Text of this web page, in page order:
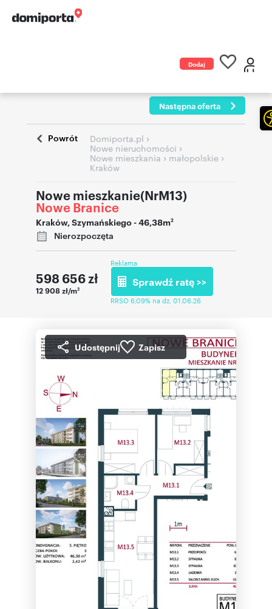
Dodaj
Następna oferta
Powrót Domiporta.pl ›
Nowe nieruchomości ›
Nowe mieszkania › małopolskie ›
Kraków
Nowe mieszkanie(NrM13)
Nowe Branice
Kraków,Szymańskiego- 46,38m2
Nierozpoczęta
598 656zł
12 908 zł/m2
Reklama
Sprawdź ratę >>
RRSO 6,09% na dz. 01.06.26
Udostępnij Zapisz